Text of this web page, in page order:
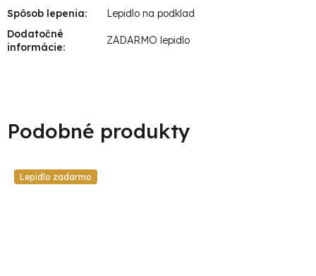
Spôsob lepenia:
Lepidlo na podklad
Dodatočné
informácie:
ZADARMO lepidlo
Lepidlo zadarmo